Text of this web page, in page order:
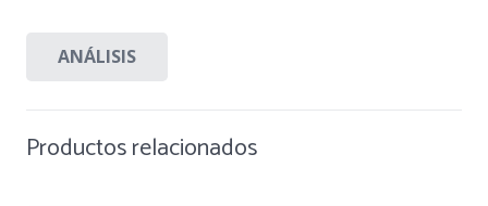
ANÁLISIS
Productos relacionados